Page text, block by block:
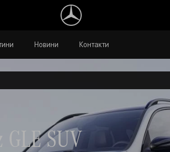
Новини Контакти
GLE SUV